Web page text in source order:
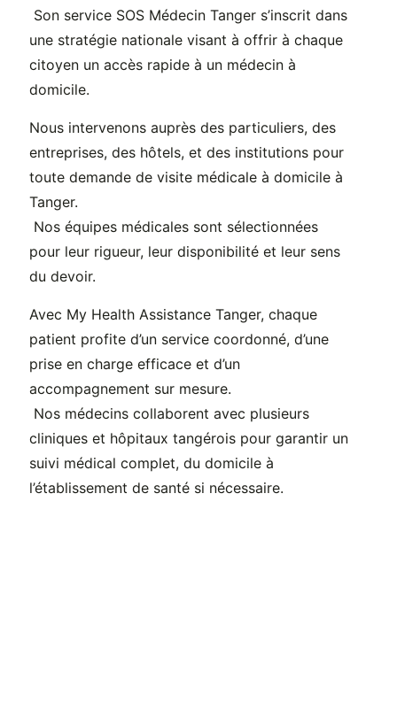
Son service SOS Médecin Tanger s’inscrit dans
une stratégie nationale visant à offrir à chaque
citoyen un accès rapide à un médecin à
domicile.
Nous intervenons auprès des particuliers, des
entreprises, des hôtels, et des institutions pour
toute demande de visite médicale à domicile à
Tanger.
Nos équipes médicales sont sélectionnées
pour leur rigueur, leur disponibilité et leur sens
du devoir.
Avec My Health Assistance Tanger, chaque
patient profite d’un service coordonné, d’une
prise en charge efficace et d’un
accompagnement sur mesure.
Nos médecins collaborent avec plusieurs
cliniques et hôpitaux tangérois pour garantir un
suivi médical complet, du domicile à
l’établissement de santé si nécessaire.